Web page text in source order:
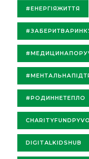
#ЕНЕРГІЯЖИТТЯ
#РОДИННЕТЕПЛО
DIGITALKIDSHUB